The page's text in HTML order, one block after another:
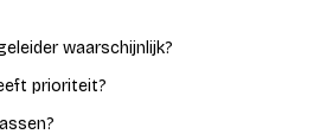
waarschijnlijk?
prioriteit?